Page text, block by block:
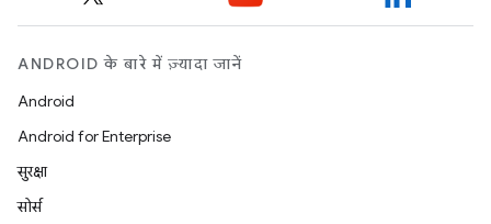
ANDROID के बारे में ज़्यादा जानें
Android
Android for Enterprise
सुरक्षा
सोर्स